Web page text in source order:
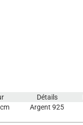
Détails
Argent 925